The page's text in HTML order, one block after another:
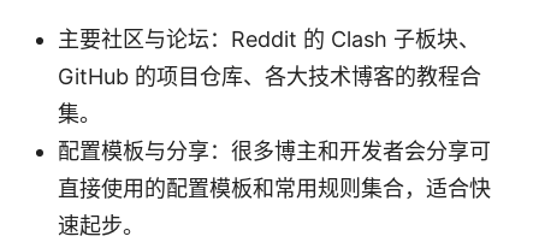
主要社区与论坛：Reddit 的 Clash 子板块、
GitHub 的项目仓库、各大技术博客的教程合
集。
配置模板与分享：很多博主和开发者会分享可
直接使用的配置模板和常用规则集合，适合快
速起步。